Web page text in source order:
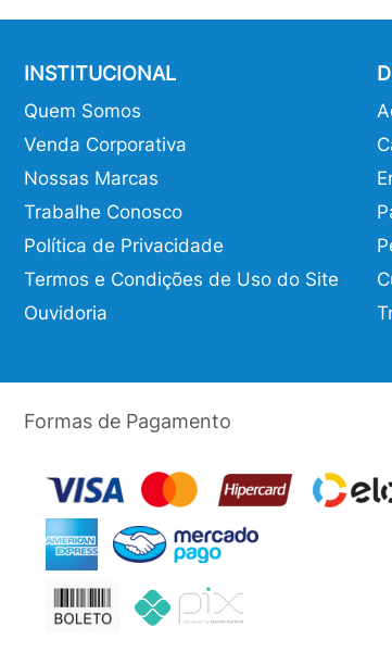
INSTITUCIONAL
Quem Somos
Venda Corporativa
Nossas Marcas
Trabalhe Conosco
Política de Privacidade
Termos e Condições de Uso do Site
Ouvidoria
Formas de Pagamento